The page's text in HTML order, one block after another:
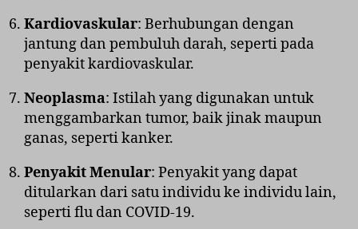
Kardiovaskular: Berhubungan dengan
jantung dan pembuluh darah, seperti pada
penyakit kardiovaskular.
Neoplasma: Istilah yang digunakan untuk
menggambarkan tumor, baik jinak maupun
ganas, seperti kanker.
Penyakit Menular: Penyakit yang dapat
ditularkan dari satu individu ke individu lain,
seperti flu dan COVID-19.